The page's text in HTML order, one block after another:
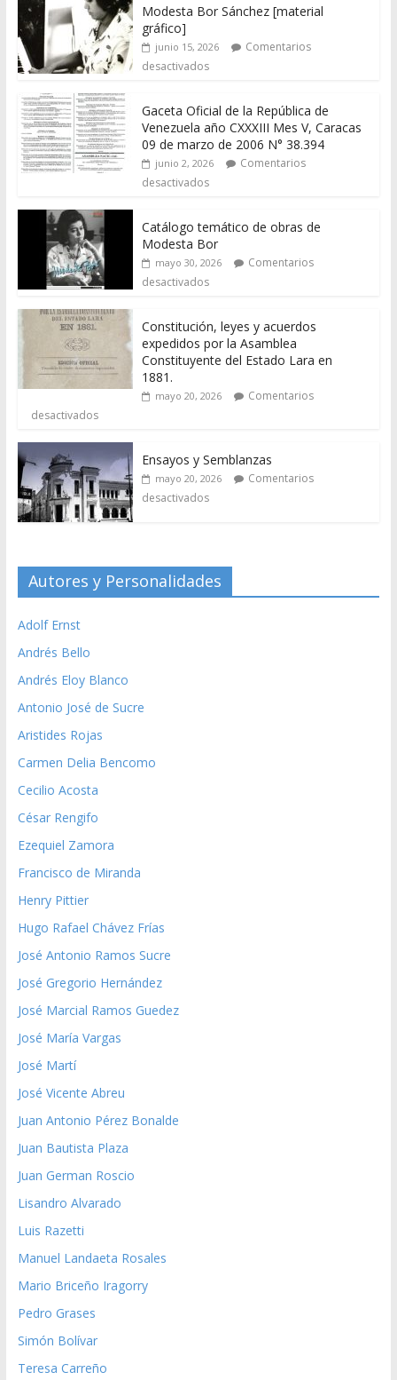
Modesta Bor Sánchez [material
gráfico]
junio 15, 2026
Comentarios
desactivados
Gaceta Oficial de la República de
Venezuela año CXXXIII Mes V, Caracas
09 de marzo de 2006 N° 38.394
junio 2, 2026
Comentarios
desactivados
Catálogo temático de obras de
Modesta Bor
mayo 30, 2026
Comentarios
desactivados
Constitución, leyes y acuerdos
expedidos por la Asamblea
Constituyente del Estado Lara en
1881.
mayo 20, 2026
Comentarios
desactivados
Ensayos y Semblanzas
mayo 20, 2026
Comentarios
desactivados
Autores y Personalidades
Adolf Ernst
Andrés Bello
Andrés Eloy Blanco
Antonio José de Sucre
Aristides Rojas
Carmen Delia Bencomo
Cecilio Acosta
César Rengifo
Ezequiel Zamora
Francisco de Miranda
Henry Pittier
Hugo Rafael Chávez Frías
José Antonio Ramos Sucre
José Gregorio Hernández
José Marcial Ramos Guedez
José María Vargas
José Martí
José Vicente Abreu
Juan Antonio Pérez Bonalde
Juan Bautista Plaza
Juan German Roscio
Lisandro Alvarado
Luis Razetti
Manuel Landaeta Rosales
Mario Briceño Iragorry
Pedro Grases
Simón Bolívar
Teresa Carreño